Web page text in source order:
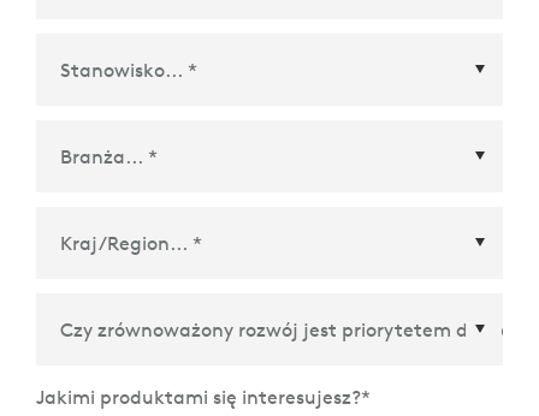
Kraj/Region
Jakimi produktami się interesujesz?*